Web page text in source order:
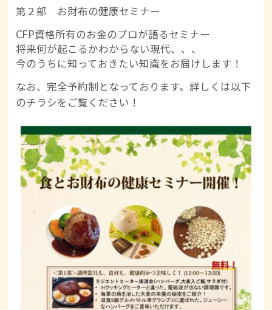
第２部 お財布の健康セミナー
CFP資格所有のお金のプロが語るセミナー
将来何が起こるかわからない現代、、、
今のうちに知っておきたい知識をお届けします！
なお、完全予約制となっております。詳しくは以下
のチラシをご覧ください！